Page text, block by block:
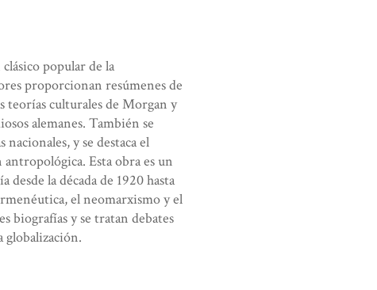
popular de la
proporcionan resúmenes de
teorías culturales de Morgan y
alemanes. También se
y se destaca el
Esta obra es un
la década de 1920 hasta
el neomarxismo y el
biografías y se tratan debates
globalización.